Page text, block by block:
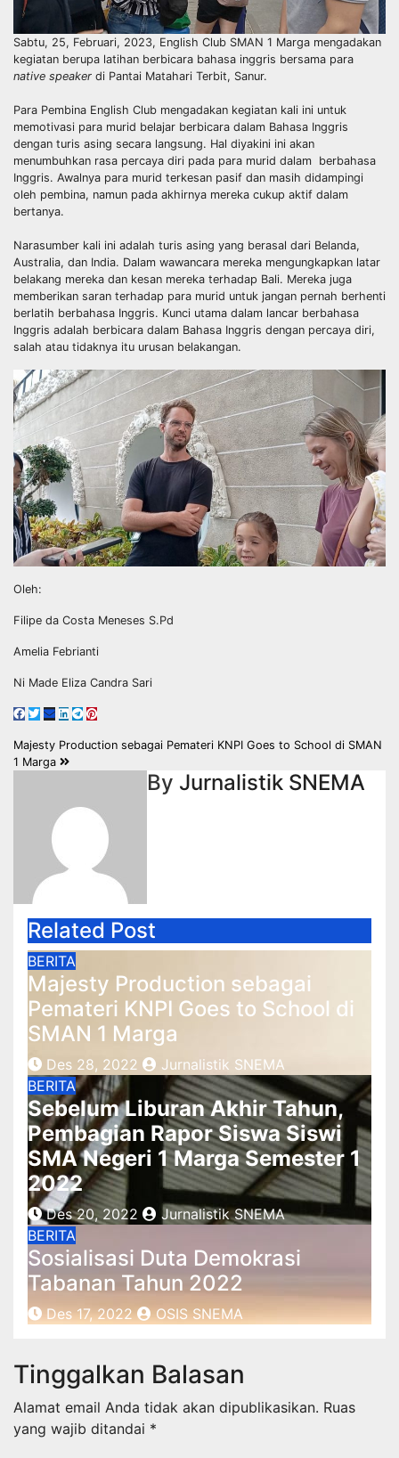
Sabtu, 25, Februari, 2023, English Club SMAN 1 Marga mengadakan
kegiatan berupa latihan berbicara bahasa inggris bersama para
native speaker di Pantai Matahari Terbit, Sanur.
Para Pembina English Club mengadakan kegiatan kali ini untuk
memotivasi para murid belajar berbicara dalam Bahasa Inggris
dengan turis asing secara langsung. Hal diyakini ini akan
menumbuhkan rasa percaya diri pada para murid dalam berbahasa
Inggris. Awalnya para murid terkesan pasif dan masih didampingi
oleh pembina, namun pada akhirnya mereka cukup aktif dalam
bertanya.
Narasumber kali ini adalah turis asing yang berasal dari Belanda,
Australia, dan India. Dalam wawancara mereka mengungkapkan latar
belakang mereka dan kesan mereka terhadap Bali. Mereka juga
memberikan saran terhadap para murid untuk jangan pernah berhenti
berlatih berbahasa Inggris. Kunci utama dalam lancar berbahasa
Inggris adalah berbicara dalam Bahasa Inggris dengan percaya diri,
salah atau tidaknya itu urusan belakangan.
Oleh:
Filipe da Costa Meneses S.Pd
Amelia Febrianti
Ni Made Eliza Candra Sari
Navigasi
Majesty Production sebagai Pemateri KNPI Goes to School di SMAN
1 Marga
By Jurnalistik SNEMA
Related Post
BERITA
Majesty Production sebagai
Pemateri KNPI Goes to School di
SMAN 1 Marga
Des 28, 2022
Jurnalistik SNEMA
BERITA
Sebelum Liburan Akhir Tahun,
Pembagian Rapor Siswa Siswi
SMA Negeri 1 Marga Semester 1
2022
Des 20, 2022
Jurnalistik SNEMA
BERITA
Sosialisasi Duta Demokrasi
Tabanan Tahun 2022
Des 17, 2022 OSIS SNEMA
Tinggalkan Balasan
Alamat email Anda tidak akan dipublikasikan. Ruas
yang wajib ditandai *